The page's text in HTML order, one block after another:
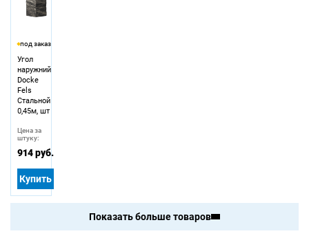
под заказ
Угол
наружний
Docke
Fels
Стальной
0,45м, шт
Цена за
штуку:
914 руб.
Купить
Показать больше товаров